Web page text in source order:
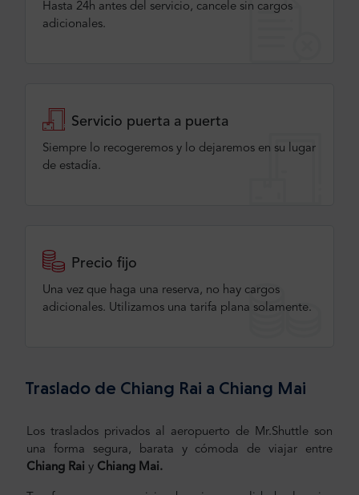
Hasta 24h antes del servicio, cancele sin cargos
adicionales.
Servicio puerta a puerta
Siempre lo recogeremos y lo dejaremos en su lugar
de estadía.
Precio fijo
Una vez que haga una reserva, no hay cargos
adicionales. Utilizamos una tarifa plana solamente.
Traslado de Chiang Rai a Chiang Mai
Los traslados privados al aeropuerto de Mr.Shuttle son
una forma segura, barata y cómoda de viajar entre
Chiang Rai y Chiang Mai.